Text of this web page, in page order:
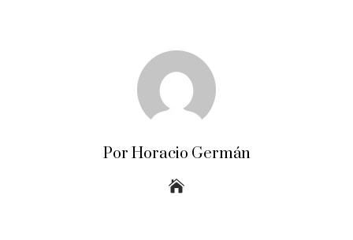
Por Horacio Germán